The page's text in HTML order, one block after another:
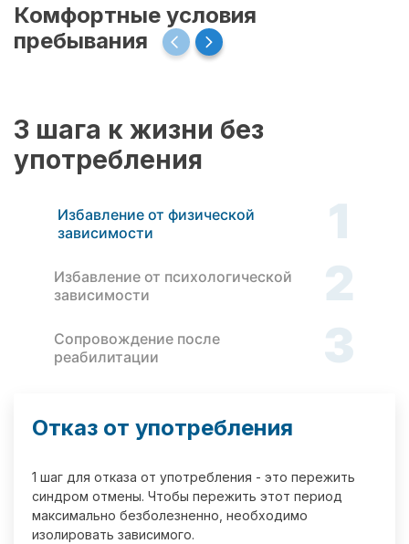
Комфортные условия
пребывания
3 шага к жизни без
употребления
Избавление от физической
зависимости
1
Избавление от психологической
зависимости
2
Сопровождение после
реабилитации
3
Отказ от употребления
1 шаг для отказа от употребления - это пережить
синдром отмены. Чтобы пережить этот период
максимально безболезненно, необходимо
изолировать зависимого.